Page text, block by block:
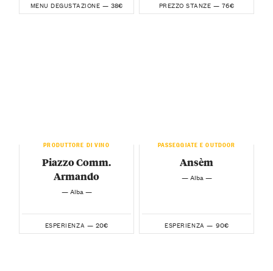
MENU DEGUSTAZIONE — 38€ PREZZO STANZE — 76€
PRODUTTORE DI VINO
Piazzo Comm.
Armando
— Alba —
ESPERIENZA — 20€
PASSEGGIATE E OUTDOOR
Ansèm
— Alba —
ESPERIENZA — 90€